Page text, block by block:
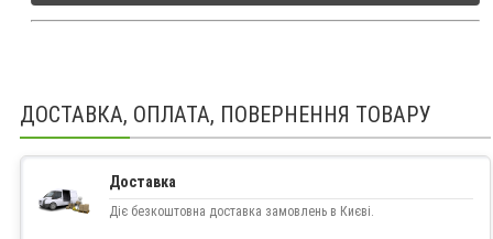
ДОСТАВКА, ОПЛАТА, ПОВЕРНЕННЯ ТОВАРУ
Доставка
Діє безкоштовна доставка замовлень в Києві.